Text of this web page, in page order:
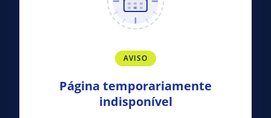
AVISO
Página temporariamente
indisponível